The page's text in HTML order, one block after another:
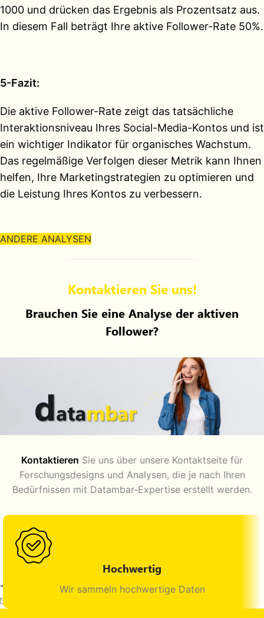
1000 und drücken das Ergebnis als Prozentsatz aus.
In diesem Fall beträgt Ihre aktive Follower-Rate 50%.
5-Fazit:
Die aktive Follower-Rate zeigt das tatsächliche
Interaktionsniveau Ihres Social-Media-Kontos und ist
ein wichtiger Indikator für organisches Wachstum.
Das regelmäßige Verfolgen dieser Metrik kann Ihnen
helfen, Ihre Marketingstrategien zu optimieren und
die Leistung Ihres Kontos zu verbessern.
ANDERE ANALYSEN
Kontaktieren Sie uns!
Brauchen Sie eine Analyse der aktiven
Follower?
Kontaktieren Sie uns über unsere Kontaktseite für
Forschungsdesigns und Analysen, die je nach Ihren
Bedürfnissen mit Datambar-Expertise erstellt werden.
Hochwertig
Wir sammeln hochwertige Daten
Maltepe, İstanbul, Türkiye